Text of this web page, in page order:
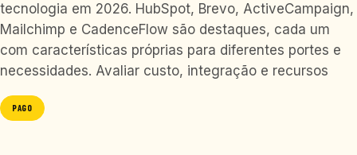
tecnologia em 2026. HubSpot, Brevo, ActiveCampaign,
Mailchimp e CadenceFlow são destaques, cada um
com características próprias para diferentes portes e
necessidades. Avaliar custo, integração e recursos
PAGO